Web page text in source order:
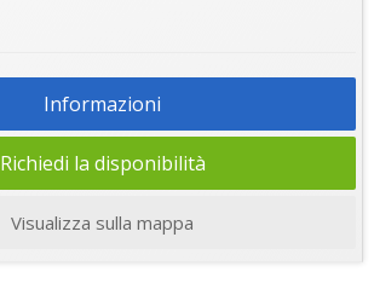
Informazioni
Richiedi la disponibilità
Visualizza sulla mappa